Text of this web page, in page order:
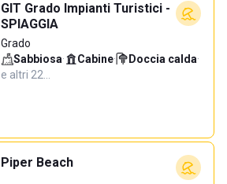
GIT Grado Impianti Turistici -
SPIAGGIA
Grado
Sabbiosa· Cabine· Doccia calda·
e altri 22…
Piper Beach